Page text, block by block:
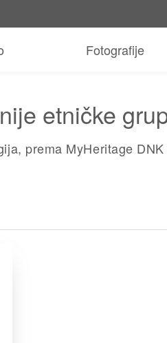
Fotografije
etničke
prema MyHeritage